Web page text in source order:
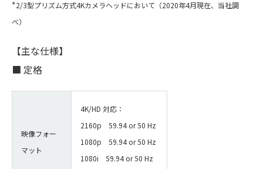
*2/3型プリズム方式4Kカメラヘッドにおいて（2020年4月現在、当社調
べ）
【主な仕様】
■ 定格
映像フォー
マット
4K/HD 対応：
2160p 59.94 or 50 Hz
1080p 59.94 or 50 Hz
1080i 59.94 or 50 Hz